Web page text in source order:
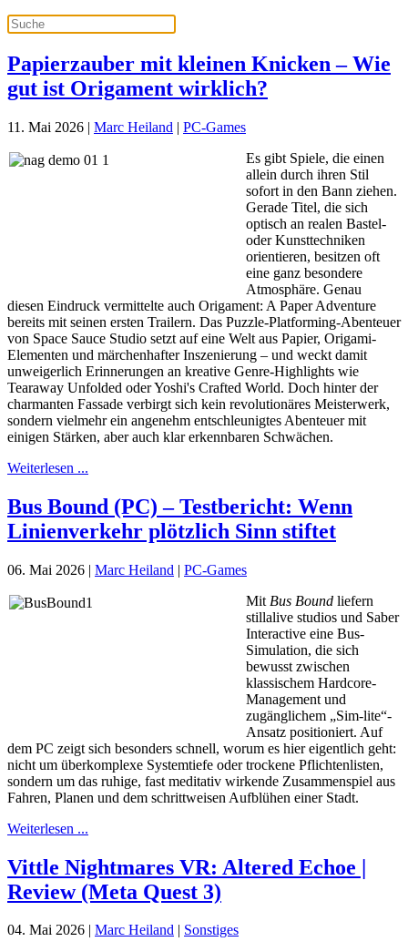
Papierzauber mit kleinen Knicken – Wie
gut ist Origament wirklich?
11. Mai 2026 | Marc Heiland | PC-Games
Es gibt Spiele, die einen
allein durch ihren Stil
sofort in den Bann ziehen.
Gerade Titel, die sich
optisch an realen Bastel-
oder Kunsttechniken
orientieren, besitzen oft
eine ganz besondere
Atmosphäre. Genau
diesen Eindruck vermittelte auch Origament: A Paper Adventure
bereits mit seinen ersten Trailern. Das Puzzle-Platforming-Abenteuer
von Space Sauce Studio setzt auf eine Welt aus Papier, Origami-
Elementen und märchenhafter Inszenierung – und weckt damit
unweigerlich Erinnerungen an kreative Genre-Highlights wie
Tearaway Unfolded oder Yoshi's Crafted World. Doch hinter der
charmanten Fassade verbirgt sich kein revolutionäres Meisterwerk,
sondern vielmehr ein angenehm entschleunigtes Abenteuer mit
einigen Stärken, aber auch klar erkennbaren Schwächen.
Weiterlesen ...
Bus Bound (PC) – Testbericht: Wenn
Linienverkehr plötzlich Sinn stiftet
06. Mai 2026 | Marc Heiland | PC-Games
Mit Bus Bound liefern
stillalive studios und Saber
Interactive eine Bus-
Simulation, die sich
bewusst zwischen
klassischem Hardcore-
Management und
zugänglichem „Sim-lite“-
Ansatz positioniert. Auf
dem PC zeigt sich besonders schnell, worum es hier eigentlich geht:
nicht um überkomplexe Systemtiefe oder trockene Pflichtenlisten,
sondern um das ruhige, fast meditativ wirkende Zusammenspiel aus
Fahren, Planen und dem schrittweisen Aufblühen einer Stadt.
Weiterlesen ...
Vittle Nightmares VR: Altered Echoe |
Review (Meta Quest 3)
04. Mai 2026 | Marc Heiland | Sonstiges